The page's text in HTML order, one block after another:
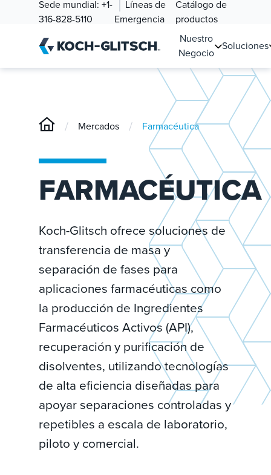
Sede mundial: +1-
316-828-5110
Líneas de
Emergencia
Catálogo de
productos
Nuestro
Negocio
Soluciones
/ Mercados / Farmacéutica
FARMACÉUTICA
Koch-Glitsch ofrece soluciones de
transferencia de masa y
separación de fases para
aplicaciones farmacéuticas como
la producción de Ingredientes
Farmacéuticos Activos (API),
recuperación y purificación de
disolventes, utilizando tecnologías
de alta eficiencia diseñadas para
apoyar separaciones controladas y
repetibles a escala de laboratorio,
piloto y comercial.